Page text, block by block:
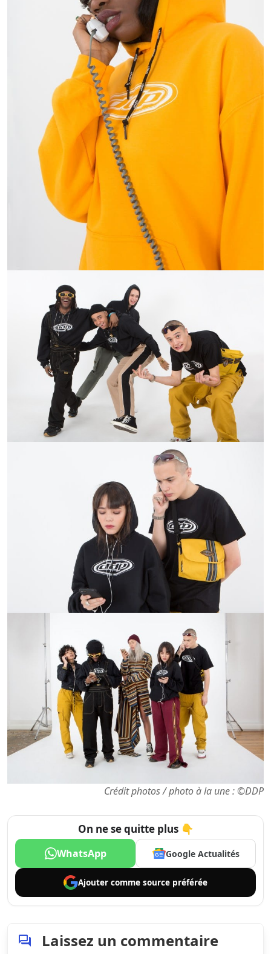
Crédit photos / photo à la une : ©DDP
On ne se quitte plus 👇
WhatsApp Google Actualités
Ajouter comme source préférée
Laissez un commentaire